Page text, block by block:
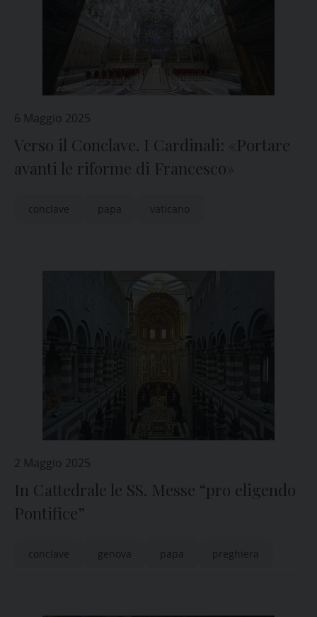
6 Maggio 2025
Verso il Conclave. I Cardinali: «Portare
avanti le riforme di Francesco»
conclave papa vaticano
2 Maggio 2025
In Cattedrale le SS. Messe “pro eligendo
Pontifice”
conclave genova papa preghiera